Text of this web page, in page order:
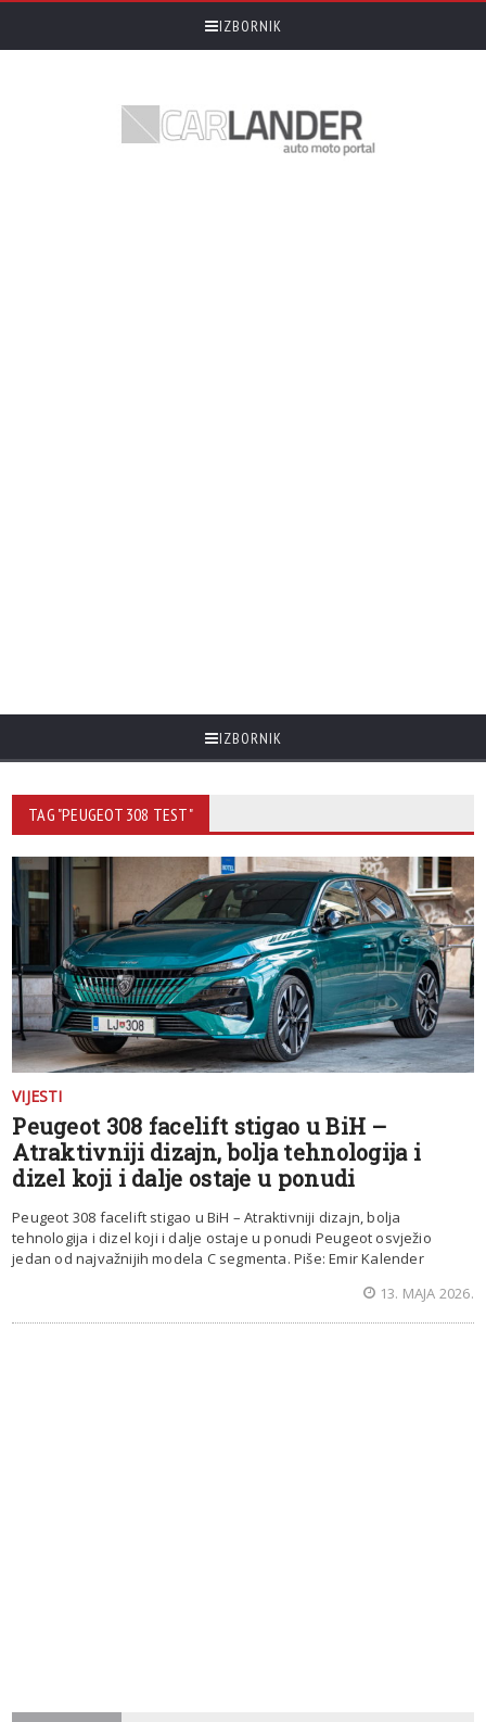
IZBORNIK
IZBORNIK
TAG "PEUGEOT 308 TEST"
VIJESTI
Peugeot 308 facelift stigao u BiH –
Atraktivniji dizajn, bolja tehnologija i
dizel koji i dalje ostaje u ponudi
Peugeot 308 facelift stigao u BiH – Atraktivniji dizajn, bolja
tehnologija i dizel koji i dalje ostaje u ponudi Peugeot osvježio
jedan od najvažnijih modela C segmenta. Piše: Emir Kalender
13. MAJA 2026.